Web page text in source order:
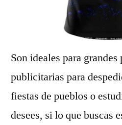
Son ideales para
publicitarias para
fiestas de pueblos o
desees, si lo que buscas